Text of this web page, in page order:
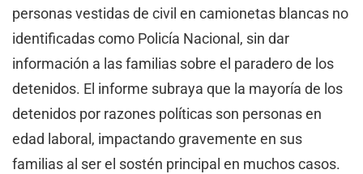
personas vestidas de civil en camionetas blancas no
identificadas como Policía Nacional, sin dar
información a las familias sobre el paradero de los
detenidos. El informe subraya que la mayoría de los
detenidos por razones políticas son personas en
edad laboral, impactando gravemente en sus
familias al ser el sostén principal en muchos casos.